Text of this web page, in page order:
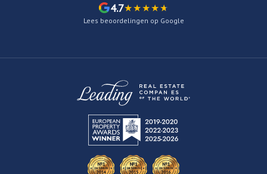
4.7
Lees beoordelingen op Google